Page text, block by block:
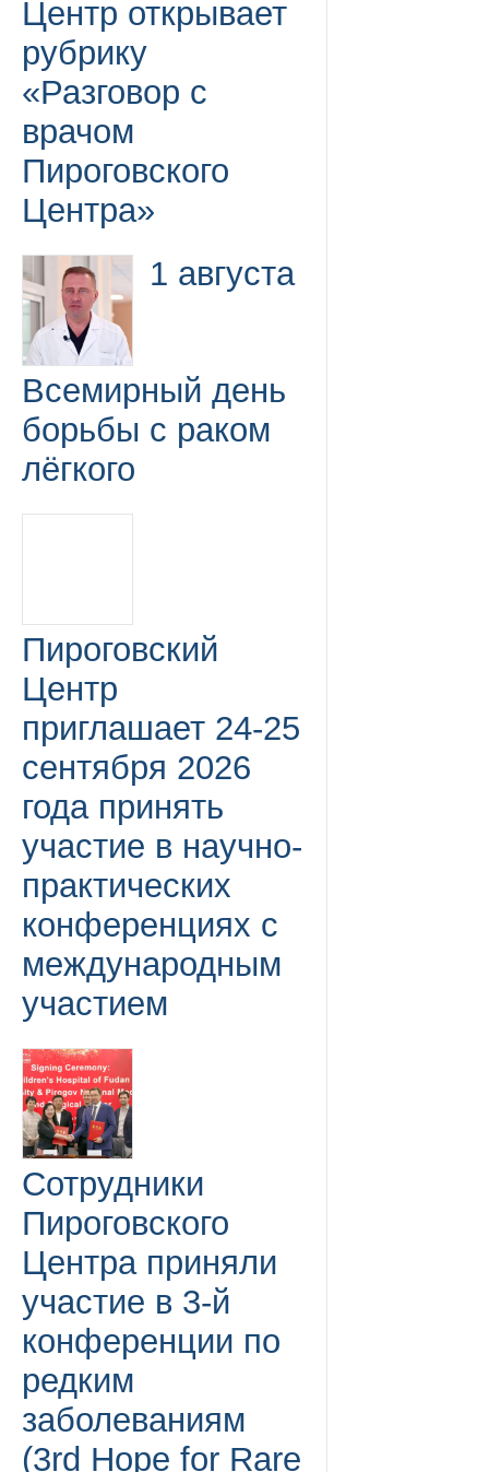
Центр открывает
рубрику
«Разговор с
врачом
Пироговского
Центра»
1 августа
Всемирный день
борьбы с раком
лёгкого
Пироговский
Центр
приглашает 24-25
сентября 2026
года принять
участие в научно-
практических
конференциях с
международным
участием
Сотрудники
Пироговского
Центра приняли
участие в 3-й
конференции по
редким
заболеваниям
(3rd Hope for Rare